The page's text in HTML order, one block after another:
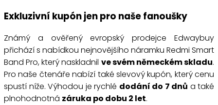
Exkluzivní kupón jen pro naše fanoušky
Známý a ověřený evropský prodejce Edwaybuy
přichází s nabídkou nejnovějšího náramku Redmi Smart
Band Pro, který naskladnil ve svém německém skladu.
Pro naše čtenáře nabízí také slevový kupón, který cenu
spustí níže. Výhodou je rychlé dodání do 7 dnů a také
plnohodnotná záruka po dobu 2 let.